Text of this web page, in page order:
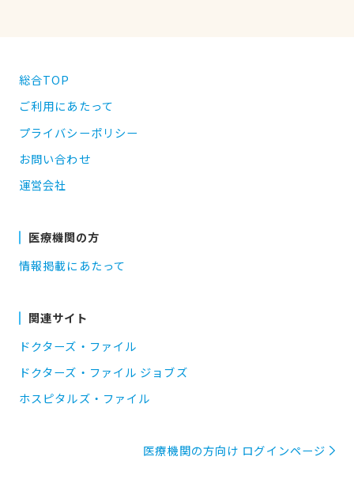
総合TOP
ご利用にあたって
プライバシーポリシー
お問い合わせ
運営会社
医療機関の方
情報掲載にあたって
関連サイト
ドクターズ・ファイル
ドクターズ・ファイル ジョブズ
ホスピタルズ・ファイル
医療機関の方向け ログインページ